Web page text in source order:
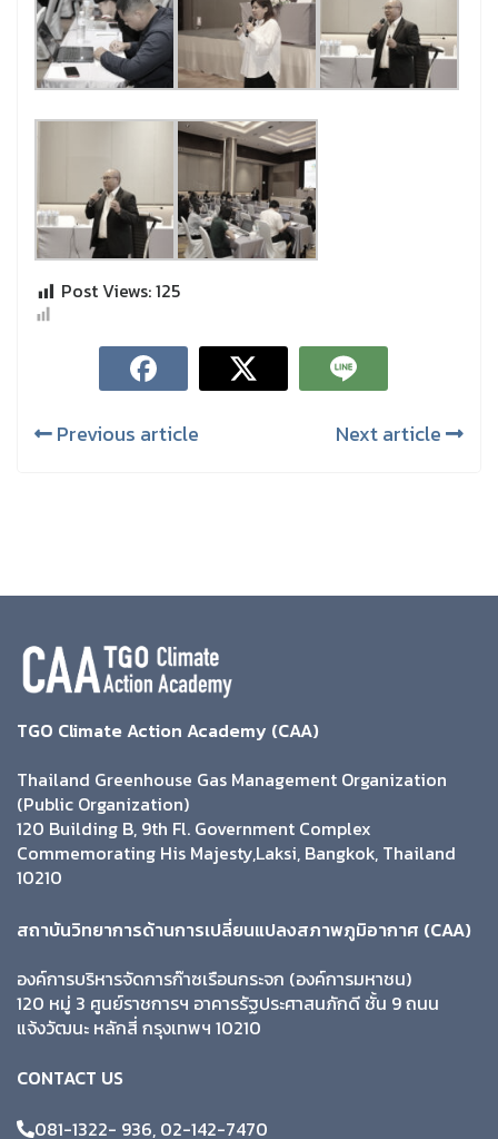
Post Views:125
Previous article Next article
TGO Climate Action Academy (CAA)
Thailand Greenhouse Gas Management Organization
(Public Organization)
120 Building B, 9th Fl. Government Complex
Commemorating His Majesty,Laksi, Bangkok, Thailand
10210
สถาบันวิทยาการด้านการเปลี่ยนแปลงสภาพภูมิอากาศ (CAA)
องค์การบริหารจัดการก๊าซเรือนกระจก (องค์การมหาชน)
120 หมู่ 3 ศูนย์ราชการฯ อาคารรัฐประศาสนภักดี ชั้น 9 ถนน
แจ้งวัฒนะ หลักสี่ กรุงเทพฯ 10210
CONTACT US
081-1322- 936, 02-142-7470